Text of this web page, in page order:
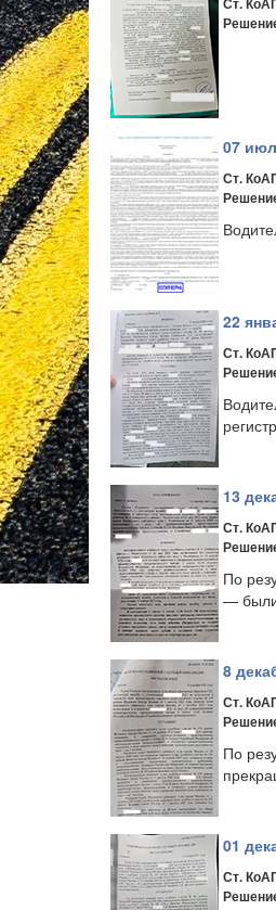
07
Ст.
22
Ст.
13
Ст.
По
—
8
Ст.
По
01
Ст.